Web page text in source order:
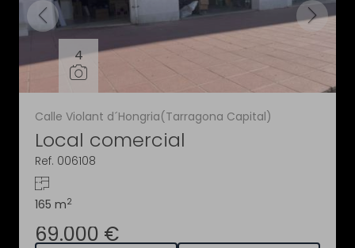
4
Calle Violant d´Hongria(Tarragona Capital)
Local comercial
Ref. 006108
165 m2
69.000 €